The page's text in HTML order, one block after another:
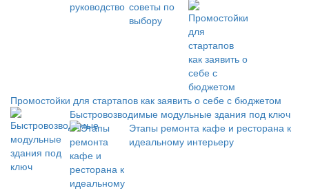
Промостойки для стартапов как заявить о себе с бюджетом
Быстровозводимые модульные здания под ключ
Этапы ремонта кафе и ресторана к
идеальному интерьеру